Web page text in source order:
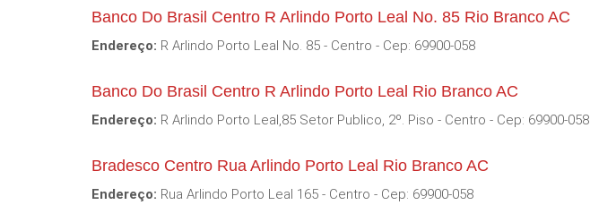
Banco Do Brasil Centro R Arlindo Porto Leal No. 85 Rio Branco AC
Endereço: R Arlindo Porto Leal No. 85 - Centro - Cep: 69900-058
Banco Do Brasil Centro R Arlindo Porto Leal Rio Branco AC
Endereço: R Arlindo Porto Leal,85 Setor Publico, 2º. Piso - Centro - Cep: 69900-058
Bradesco Centro Rua Arlindo Porto Leal Rio Branco AC
Endereço: Rua Arlindo Porto Leal 165 - Centro - Cep: 69900-058